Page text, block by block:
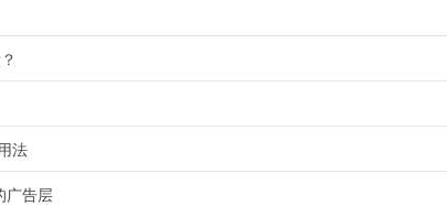
员的整理和打扫，不过及时的点击餐桌上的盘碟可以整理的
法
广告层